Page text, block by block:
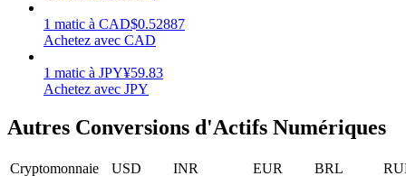
Des rendements élevés et un accès instantané
1 matic à CAD$0.52887
Achetez avec CAD
1 matic à JPY¥59.83
Achetez avec JPY
Autres Conversions d'Actifs Numériques
Cryptomonnaie USD INR EUR BRL